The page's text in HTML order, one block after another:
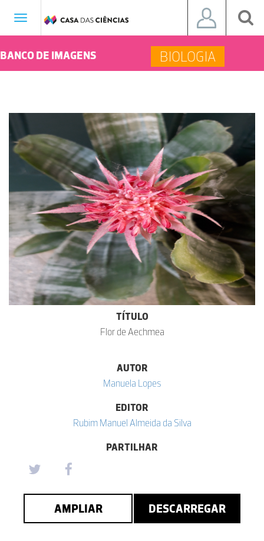
Toggle
BANCO DE IMAGENS BIOLOGIA
TÍTULO
Flor de Aechmea
AUTOR
Manuela Lopes
EDITOR
Rubim Manuel Almeida da Silva
PARTILHAR
AMPLIAR DESCARREGAR